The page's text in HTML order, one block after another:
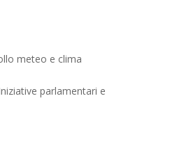
meteo e clima
parlamentari e